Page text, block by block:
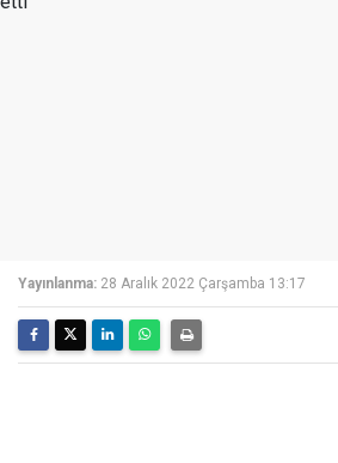
Yayınlanma: 28 Aralık 2022 Çarşamba 13:17